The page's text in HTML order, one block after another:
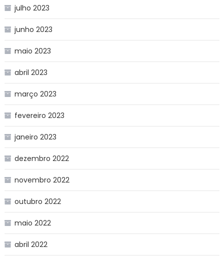
julho 2023
junho 2023
maio 2023
abril 2023
março 2023
fevereiro 2023
janeiro 2023
dezembro 2022
novembro 2022
outubro 2022
maio 2022
abril 2022